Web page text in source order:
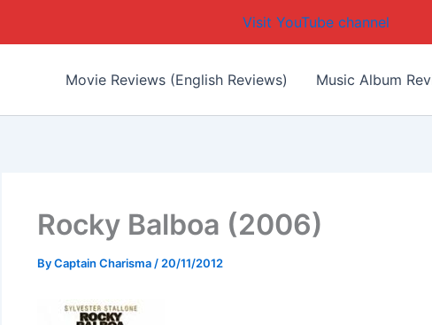
Visit YouTube channel
Movie Reviews (English Reviews) Music Album
Rocky Balboa (2006)
ByCaptain Charisma/20/11/2012